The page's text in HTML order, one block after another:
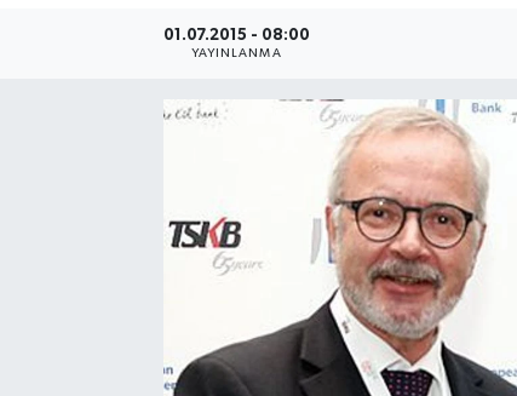
01.07.2015 - 08:00
YAYINLANMA
HABERLER